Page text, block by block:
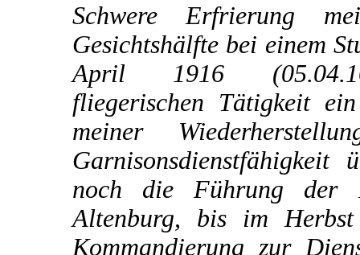
Schwere Erfrierung
Gesichtshälfte bei einem
April 1916
fliegerischen Tätigkeit
meiner
Garnisonsdienstfähigkeit
noch die Führung der
Altenburg, bis im
Kommandierung zur